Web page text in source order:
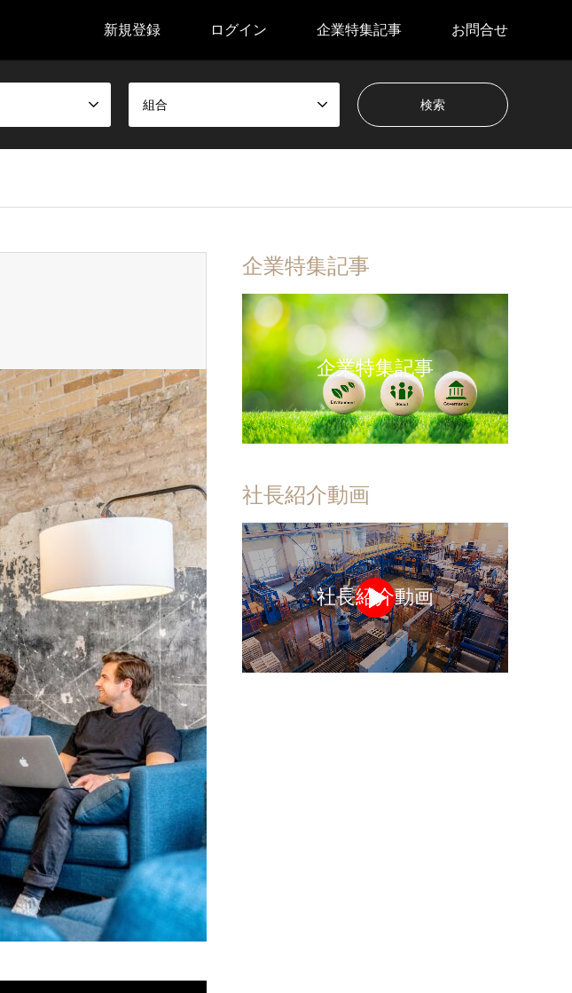
新規登録 ログイン 企業特集記事 お問合せ
組合
企業特集記事
企業特集記事
社長紹介動画
社長紹介動画